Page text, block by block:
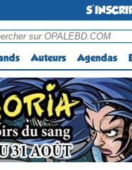
Auteurs Agendas